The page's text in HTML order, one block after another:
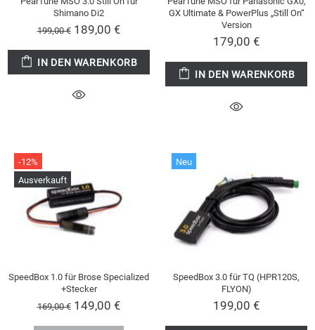
Shimano Di2
199,00 € 189,00 €
IN DEN WARENKORB
GX Ultimate & PowerPlus „Still On“
Version
179,00 €
IN DEN WARENKORB
-12%
Ausverkauft
SpeedBox 1.0 für Brose Specialized
+Stecker
169,00 € 149,00 €
Neu
SpeedBox 3.0 für TQ (HPR120S,
FLYON)
199,00 €